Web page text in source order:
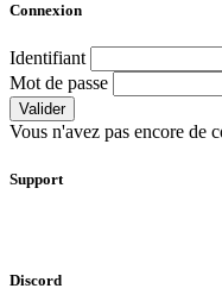
Connexion
Identifiant
Mot de passe
Valider
Vous n'avez pas encore de
Support
Discord